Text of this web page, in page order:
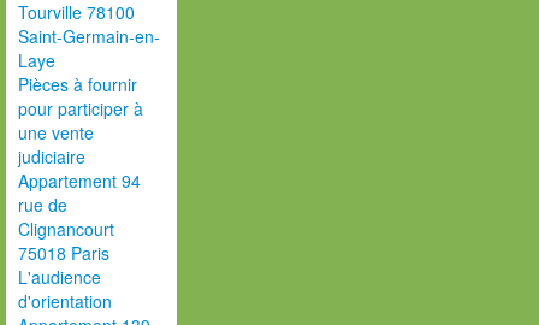
Tourville 78100
Saint-Germain-en-
Laye
Pièces à fournir
pour participer à
une vente
judiciaire
Appartement 94
rue de
Clignancourt
75018 Paris
L'audience
d'orientation